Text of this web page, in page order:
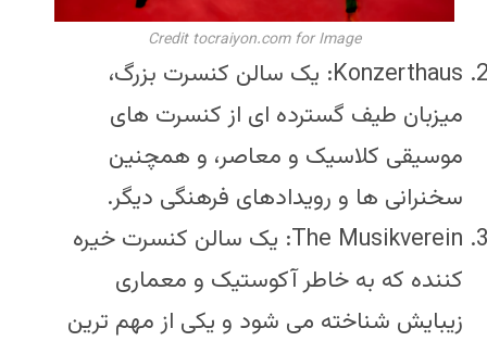
Credit tocraiyon.com for Image
Konzerthaus: یک سالن کنسرت بزرگ،
میزبان طیف گسترده ای از کنسرت های
موسیقی کلاسیک و معاصر، و همچنین
سخنرانی ها و رویدادهای فرهنگی دیگر.
The Musikverein: یک سالن کنسرت خیره
کننده که به خاطر آکوستیک و معماری
زیبایش شناخته می شود و یکی از مهم ترین